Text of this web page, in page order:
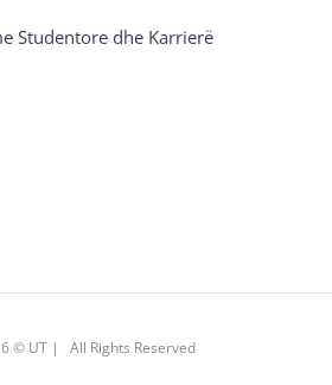
Studentore dhe Karrierë
© UT | All Rights Reserved